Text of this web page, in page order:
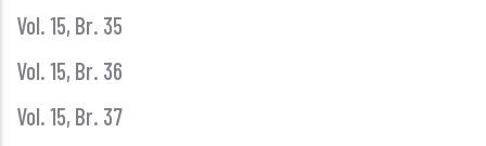
Vol. 15, Br. 35
Vol. 15, Br. 36
Vol. 15, Br. 37